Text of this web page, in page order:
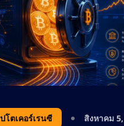
าน SEO มาใช้ เพื่อขับเค
ยืน เขามุ่งเน้นไปที่การใช้
คีย์เวิร์ดที่มีผู้สนใจสูง การ
นต์เชิงกลยุทธ์ และการวิเ
มั่นใจว่า AltSignals ยังคง
ใหลในด้านการเงิน เทคโ
โตเคอร์เรนซี สิงหาคม